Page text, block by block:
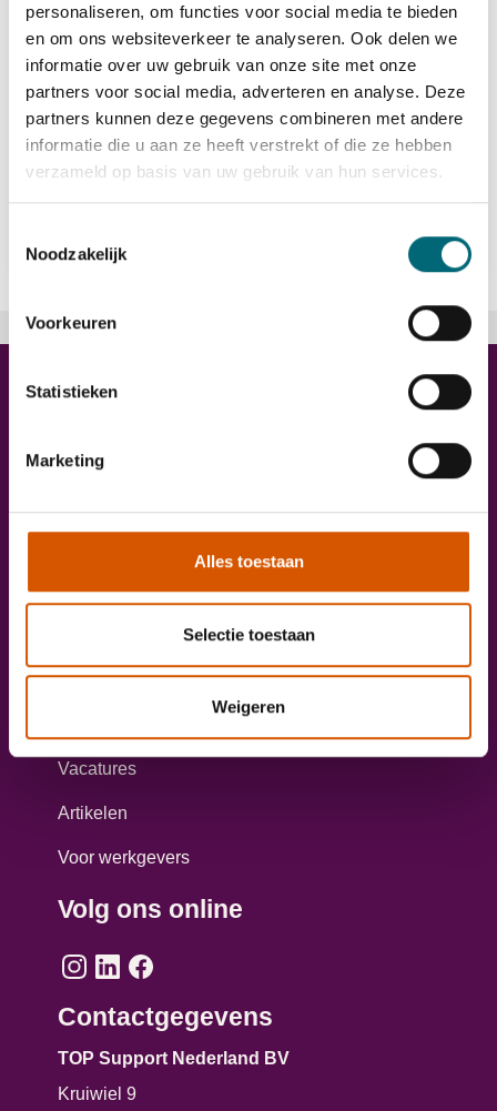
personaliseren, om functies voor social media te bieden
en om ons websiteverkeer te analyseren. Ook delen we
informatie over uw gebruik van onze site met onze
partners voor social media, adverteren en analyse. Deze
partners kunnen deze gegevens combineren met andere
informatie die u aan ze heeft verstrekt of die ze hebben
verzameld op basis van uw gebruik van hun services.
Noodzakelijk
Voorkeuren
Statistieken
Marketing
Alles toestaan
Selectie toestaan
Weigeren
alarm 15-40 uur
directions_car Rijbewijs B
Onze diensten
Taxichauffeur worden?
Aanmelden opleiding personenvervoer
Vacatures
Artikelen
Voor werkgevers
Volg ons online
Contactgegevens
TOP Support Nederland BV
Kruiwiel 9